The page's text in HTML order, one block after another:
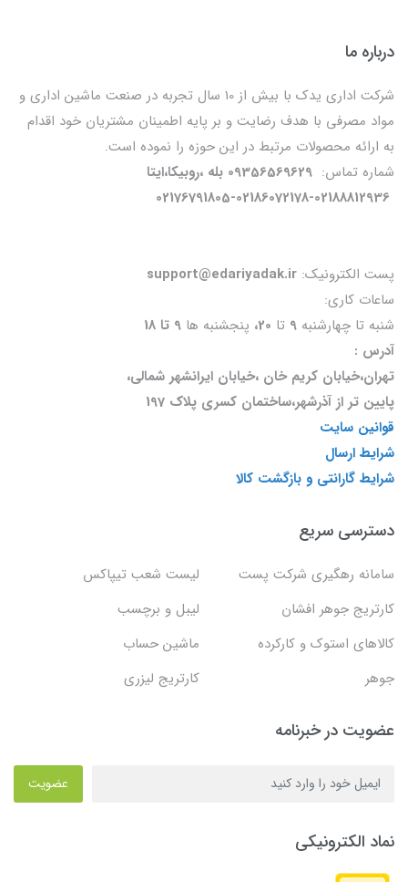
درباره ما
شرکت اداری یدک با بیش از 10 سال تجربه در صنعت ماشین اداری و
مواد مصرفی با هدف رضایت و بر پایه اطمینان مشتریان خود اقدام
به ارائه محصولات مرتبط در این حوزه را نموده است.
شماره تماس: 09356569629 بله ،روبیکا،ایتا
02176791805-02186072178-02188812936
پست الکترونیک:
ساعات کاری:
شنبه تا چهارشنبه 9 تا 20، پنجشنبه ها
آدرس :
تهران،خیابان کریم خان ،خیابان ایرانشهر شمالی،
پایین تر از آذرشهر،ساختمان کسری پلاک 197
قوانین سایت
شرایط ارسال
شرایط گارانتی و بازگشت کالا
دسترسی سریع
سامانه رهگیری شرکت پست
لیست شعب تیپاکس
کارتریج جوهر افشان
لیبل و برچسب
کالاهای استوک و کارکرده
ماشین حساب
جوهر
کارتریج لیزری
عضویت در خبرنامه
عضویت
نماد الکترونیکی